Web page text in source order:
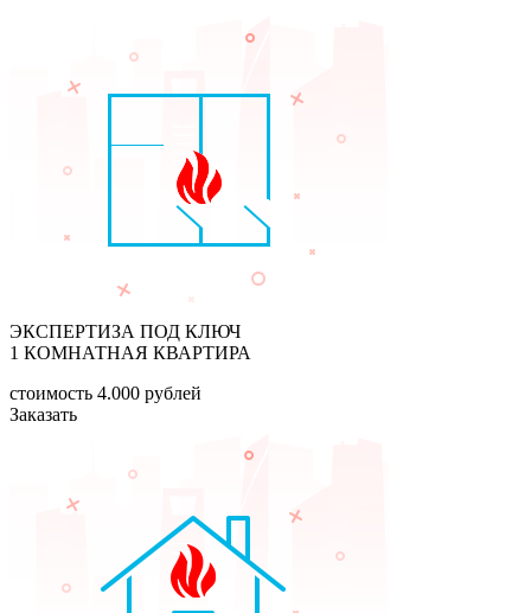
ЭКСПЕРТИЗА ПОД КЛЮЧ
1 КОМНАТНАЯ КВАРТИРА
стоимость 4.000 рублей
Заказать